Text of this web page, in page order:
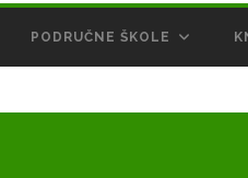
PODRUČNE ŠKOLE